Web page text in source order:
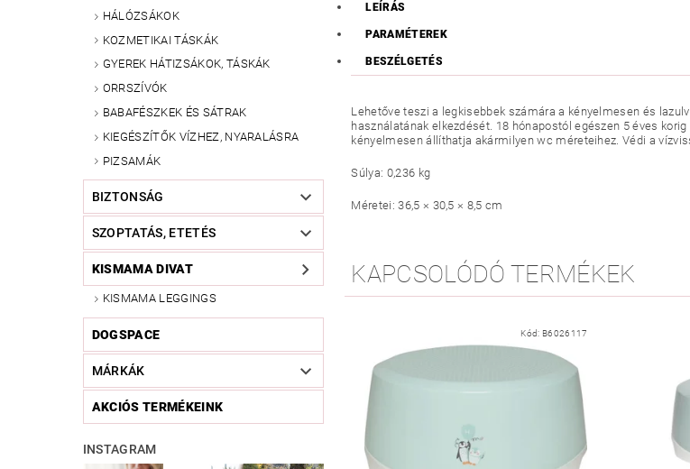
HÁLÓZSÁKOK
KOZMETIKAI TÁSKÁK
GYEREK HÁTIZSÁKOK, TÁSKÁK
ORRSZÍVÓK
BABAFÉSZKEK ÉS SÁTRAK
KIEGÉSZÍTŐK VÍZHEZ, NYARALÁSRA
PIZSAMÁK
BIZTONSÁG
SZOPTATÁS, ETETÉS
KISMAMA DIVAT
KISMAMA LEGGINGS
DOGSPACE
MÁRKÁK
AKCIÓS TERMÉKEINK
INSTAGRAM
LEÍRÁS
PARAMÉTEREK
BESZÉLGETÉS
Lehetőve teszi a legkisebbek számára a kényelmesen és
használatának elkezdését. 18 hónapostól egészen 5 éves
kényelmesen állíthatja akármilyen wc méreteihez. Védi a
Súlya: 0,236 kg
Méretei: 36,5 × 30,5 × 8,5 cm
KAPCSOLÓDÓ TERMÉKEK
Kód: B6026117